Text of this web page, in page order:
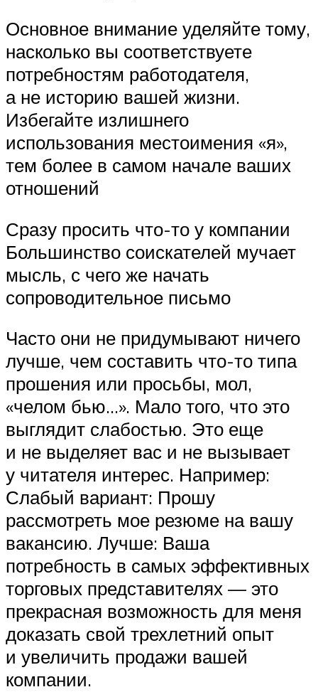
Основное внимание уделяйте тому,
насколько вы соответствуете
потребностям работодателя,
а не историю вашей жизни.
Избегайте излишнего
использования местоимения «я»,
тем более в самом начале ваших
отношений
Сразу просить что-то у компании
Большинство соискателей мучает
мысль, с чего же начать
сопроводительное письмо
Часто они не придумывают ничего
лучше, чем составить что-то типа
прошения или просьбы, мол,
«челом бью…». Мало того, что это
выглядит слабостью. Это еще
и не выделяет вас и не вызывает
у читателя интерес. Например:
Слабый вариант: Прошу
рассмотреть мое резюме на вашу
вакансию. Лучше: Ваша
потребность в самых эффективных
торговых представителях — это
прекрасная возможность для меня
доказать свой трехлетний опыт
и увеличить продажи вашей
компании.